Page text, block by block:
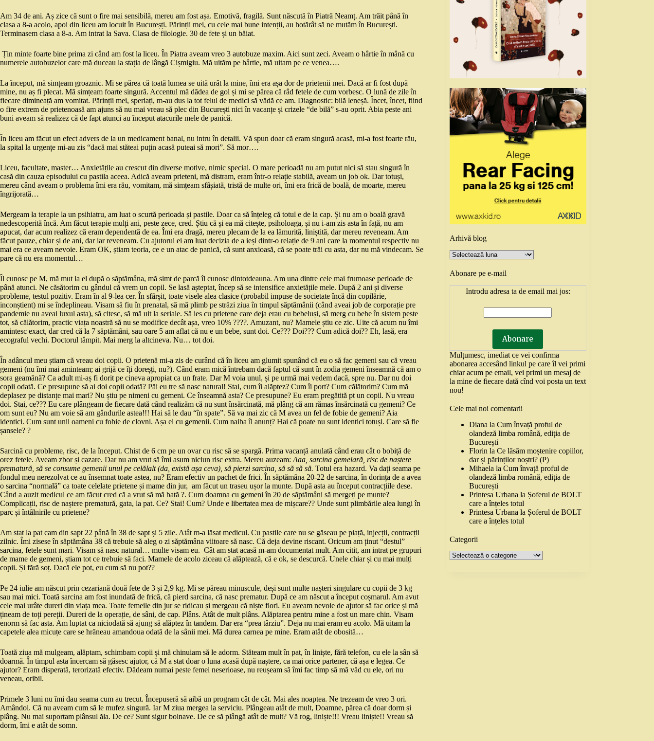
Am 34 de ani. Aș zice că sunt o fire mai sensibilă, mereu am fost așa. Emotivă, fragilă. Sunt născută în Piatră Neamț. Am trăit până în
clasa a 8-a acolo, apoi din liceu am locuit în Bucureșți. Părinții mei, cu cele mai bune intenții, au hotărât să ne mutăm în București.
Terminasem clasa a 8-a. Am intrat la Sava. Clasa de filologie. 30 de fete și un băiat.
Țin minte foarte bine prima zi când am fost la liceu. În Piatra aveam vreo 3 autobuze maxim. Aici sunt zeci. Aveam o hârtie în mână cu
numerele autobuzelor care mă duceau la stația de lângă Cișmigiu. Mă uităm pe hârtie, mă uitam pe ce venea….
La început, mă simțeam groaznic. Mi se părea că toată lumea se uită urât la mine, îmi era așa dor de prietenii mei. Dacă ar fi fost după
mine, nu aș fi plecat. Mă simțeam foarte singură. Accentul mă dădea de gol și mi se părea că râd fetele de cum vorbesc. O lună de zile în
fiecare dimineață am vomitat. Părinții mei, speriați, m-au dus la tot felul de medici să vădă ce am. Diagnostic: bilă leneșă. Încet, încet, fiind
o fire extrem de prietenoasă am ajuns să nu mai vreau să plec din București nici în vacanțe și crizele “de bilă” s-au oprit. Abia peste ani
buni aveam să realizez că de fapt atunci au început atacurile mele de panică.
În liceu am făcut un efect advers de la un medicament banal, nu intru în detalii. Vă spun doar că eram singură acasă, mi-a fost foarte rău,
la spital la urgențe mi-au zis “dacă mai stăteai puțin acasă puteai să mori”. Să mor….
Liceu, facultate, master… Anxietățile au crescut din diverse motive, nimic special. O mare perioadă nu am putut nici să stau singură în
casă din cauza episodului cu pastila aceea. Adică aveam prieteni, mă distram, eram într-o relație stabilă, aveam un job ok. Dar totuși,
mereu când aveam o problema îmi era rău, vomitam, mă simțeam sfâșiată, tristă de multe ori, îmi era frică de boală, de moarte, mereu
îngrijorată…
Mergeam la terapie la un psihiatru, am luat o scurtă perioada și pastile. Doar ca să înțeleg că totul e de la cap. Și nu am o boală gravă
nedescoperită încă. Am făcut terapie mulți ani, peste zece, cred. Știu că și ea mă citește, psiholoaga, și nu i-am zis asta în față, nu am
apucat, dar acum realizez că eram dependentă de ea. Îmi era dragă, mereu plecam de la ea lămurită, liniștită, dar mereu reveneam. Am
făcut pauze, chiar și de ani, dar iar reveneam. Cu ajutorul ei am luat decizia de a ieși dintr-o relație de 9 ani care la momentul respectiv nu
mai era ce aveam nevoie. Eram OK, știam teoria, ce e un atac de panică, că sunt anxioasă, că se poate trăi cu asta, dar nu mă vindecam. Se
pare că nu era momentul…
Îl cunosc pe M, mă mut la el după o săptămâna, mă simt de parcă îl cunosc dintotdeauna. Am una dintre cele mai frumoase perioade de
până atunci. Ne căsătorim cu gândul că vrem un copil. Se lasă așteptat, încep să se intensifice anxietățile mele. După 2 ani și diverse
probleme, testul pozitiv. Eram în al 9-lea cer. În sfârșit, toate visele alea clasice (probabil impuse de societate încă din copilărie,
inconștient) mi se îndeplineau. Visam să fiu în prenatal, să mă plimb pe străzi ziua în timpul săptămânii (când aveai job de corporație pre
pandemie nu aveai luxul asta), să citesc, să mă uit la seriale. Să ies cu prietene care deja erau cu bebeluși, să merg cu bebe în sistem peste
tot, să călătorim, practic viața noastră să nu se modifice decât așa, vreo 10% ????. Amuzant, nu? Mamele știu ce zic. Uite că acum nu îmi
amintesc exact, dar cred că la 7 săptămâni, sau oare 5 am aflat că nu e un bebe, sunt doi. Ce??? Doi??? Cum adică doi?? Eh, lasă, era
ecograful vechi. Doctorul tâmpit. Mai merg la altcineva. Nu… tot doi.
În adâncul meu știam că vreau doi copii. O prietenă mi-a zis de curând că în liceu am glumit spunând că eu o să fac gemeni sau că vreau
gemeni (nu îmi mai aminteam; ai grijă ce îți doreșți, nu?). Când eram mică întrebam dacă faptul că sunt în zodia gemeni înseamnă că am o
sora geamănă? Ca adult mi-aș fi dorit pe cineva apropiat ca un frate. Dar M voia unul, și pe urmă mai vedem dacă, spre nu. Dar nu doi
copii odată. Ce presupune să ai doi copii odată? Păi eu tre să nasc natural! Stai, cum îi alăptez? Cum îi port? Cum călătorim? Cum mă
deplasez pe distanțe mai mari? Nu știu pe nimeni cu gemeni. Ce înseamnă asta? Ce presupune? Eu eram pregătită pt un copil. Nu vreau
doi. Stai, ce??? Eu care plângeam de fiecare dată când realizăm că nu sunt însărcinată, mă plâng că am rămas însărcinată cu gemeni? Ce
om sunt eu? Nu am voie să am gândurile astea!!! Hai să le dau “în spate”. Să va mai zic că M avea un fel de fobie de gemeni? Aia
identici. Cum sunt unii oameni cu fobie de clovni. Așa el cu gemenii. Cum naiba îl anunț? Hai că poate nu sunt identici totuși. Care să fie
șansele? ?
Sarcină cu probleme, risc, de la început. Chist de 6 cm pe un ovar cu risc să se spargă. Prima vacanță anulată când erau cât o bobiță de
orez fetele. Aveam zbor și cazare. Dar nu am vrut să îmi asum niciun risc extra. Mereu auzeam: Aaa, sarcina gemelară, risc de naștere
prematură, să se consume gemenii unul pe celălalt (da, există așa ceva), să pierzi sarcina, să să să să. Totul era hazard. Va dați seama pe
fondul meu nerezolvat ce au însemnat toate astea, nu? Eram efectiv un pachet de frici. În săptămâna 20-22 de sarcina, în dorința de a avea
o sarcina “normală” ca toate celelate prietene și mame din jur, am făcut un traseu ușor la munte. După asta au început contracțiile dese.
Când a auzit medicul ce am făcut cred că a vrut să mă bată ?. Cum doamna cu gemeni în 20 de săptămâni să mergeți pe munte?
Complicații, risc de naștere prematură, gata, la pat. Ce? Stai! Cum? Unde e libertatea mea de mișcare?? Unde sunt plimbările alea lungi în
parc și întâlnirile cu prietene?
Am stat la pat cam din sapt 22 până în 38 de sapt și 5 zile. Atât m-a lăsat medicul. Cu pastile care nu se găseau pe piață, injecții, contracții
zilnic. Îmi zisese în săptămâna 38 că trebuie să aleg o zi săptămâna viitoare să nasc. Că deja devine riscant. Oricum am ținut “destul”
sarcina, fetele sunt mari. Visam să nasc natural… multe visam eu. Cât am stat acasă m-am documentat mult. Am citit, am intrat pe grupuri
de mame de gemeni, știam tot ce trebuie să faci. Mamele de acolo ziceau că alăptează, că e ok, se descurcă. Unele chiar și cu mai mulți
copii. Și fără soț. Dacă ele pot, eu cum să nu pot??
Pe 24 iulie am născut prin cezariană două fete de 3 și 2,9 kg. Mi se păreau minuscule, deși sunt multe nașteri singulare cu copii de 3 kg
sau mai mici. Toată sarcina am fost inundată de frică, că pierd sarcina, că nasc prematur. După ce am născut a început coșmarul. Am avut
cele mai urâte dureri din viața mea. Toate femeile din jur se ridicau și mergeau că niște flori. Eu aveam nevoie de ajutor să fac orice și mă
țineam de toți pereții. Dureri de la operație, de sâni, de cap. Plâns. Atât de mult plâns. Alăptarea pentru mine a fost un mare chin. Visam
enorm să fac asta. Am luptat ca niciodată să ajung să alăptez în tandem. Dar era “prea târziu”. Deja nu mai eram eu acolo. Mă uitam la
capetele alea micuțe care se hrăneau amandoua odată de la sânii mei. Mă durea carnea pe mine. Eram atât de obosită…
Toată ziua mă mulgeam, alăptam, schimbam copii și mă chinuiam să le adorm. Stăteam mult în pat, în liniște, fără telefon, cu ele la sân să
doarmă. În timpul asta încercam să găsesc ajutor, că M a stat doar o luna acasă după naștere, ca mai orice partener, că așa e legea. Ce
ajutor? Eram disperată, terorizată efectiv. Dădeam numai peste femei neserioase, nu reușeam să îmi fac timp să mă văd cu ele, ori nu
veneau, oribil.
Primele 3 luni nu îmi dau seama cum au trecut. Începuseră să aibă un program cât de cât. Mai ales noaptea. Ne trezeam de vreo 3 ori.
Amândoi. Că nu aveam cum să le mufez singură. Iar M ziua mergea la serviciu. Plângeau atât de mult, Doamne, părea că doar dorm și
plâng. Nu mai suportam plânsul ăla. De ce? Sunt sigur bolnave. De ce să plângă atât de mult? Vă rog, liniște!!! Vreau liniște!! Vreau să
dorm, îmi e atât de somn.
Arhivă blog
Arhivă
blog
Abonare pe e-mail
Introdu adresa ta de email mai jos:
Mulțumesc, imediat ce vei confirma
abonarea accesând linkul pe care îl vei primi
chiar acum pe email, vei primi un mesaj de
la mine de fiecare dată cînd voi posta un text
nou!
Cele mai noi comentarii
Diana laCum învață proful de
olandeză limba română, ediția de
București
Florin laCe lăsăm moștenire copiilor,
dar și părinților noștri? (P)
Mihaela laCum învață proful de
olandeză limba română, ediția de
București
Printesa Urbana la Șoferul de BOLT
care a înțeles totul
Printesa Urbana la Șoferul de BOLT
care a înțeles totul
Categorii
Categorii